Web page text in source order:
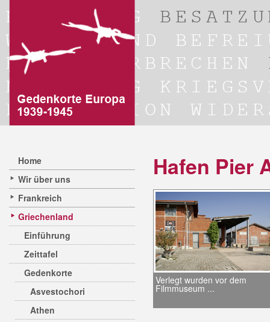
Home
Wir über uns
Frankreich
Griechenland
Einführung
Zeittafel
Gedenkorte
Asvestochori
Athen
Hafen Pier
Verlegt wurden vor dem
Filmmuseum ...